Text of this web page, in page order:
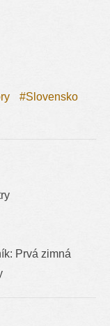
Slovensko
Prvá zimná